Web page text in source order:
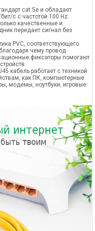
cat.5e и обладает
с с частотой 100 Hz.
качественные и
передает сигнал без
PVC, соответствующего
чему провод
фиксаторы помогают
кабель работает с техникой
как ПК, компьютерные
модемы, ноутбуки, игровые